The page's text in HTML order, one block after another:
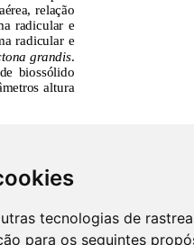
tecnologias de
para os seguintes